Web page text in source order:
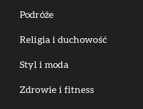
Podróże
Religia i duchowość
Styl i moda
Zdrowie i fitness